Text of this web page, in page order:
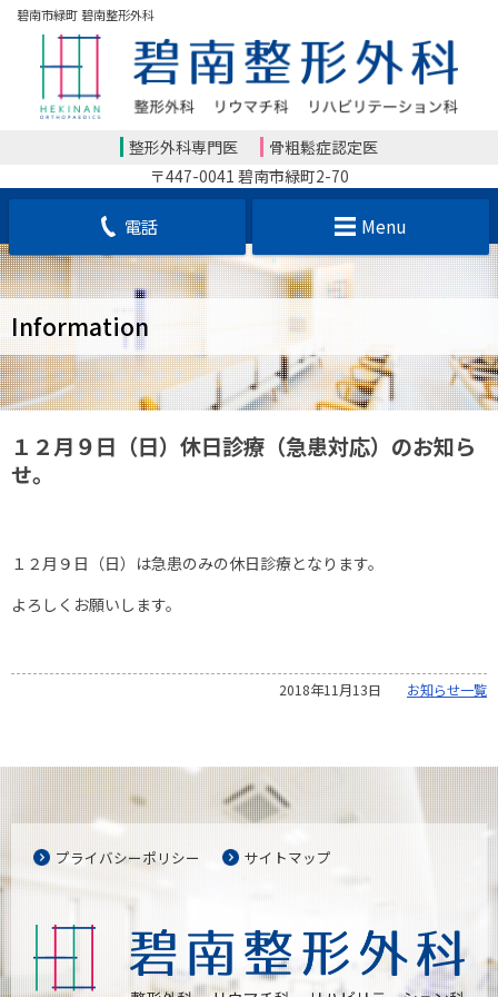
碧南市緑町 碧南整形外科
整形外科専門医
骨粗鬆症認定医
〒447-0041 碧南市緑町2-70
Information
１２月９日（日）休日診療（急患対応）のお知ら
せ。
１２月９日（日）は急患のみの休日診療となります。
よろしくお願いします。
2018年11月13日 お知らせ一覧
Menu
電話
プライバシーポリシー サイトマップ